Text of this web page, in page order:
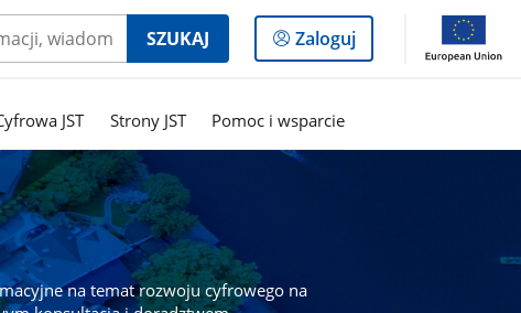
SZUKAJ
Logowanie
do
Zaloguj
JST Strony JST Pomoc i wsparcie
na temat rozwoju cyfrowego na